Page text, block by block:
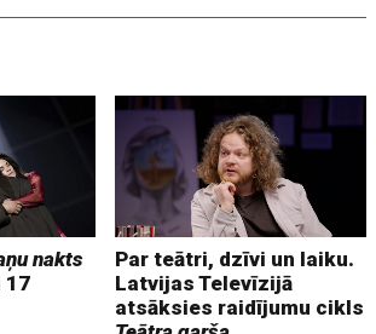
nakts
17
Par teātri, dzīvi un laiku.
Latvijas Televīzijā
atsāksies raidījumu cikls